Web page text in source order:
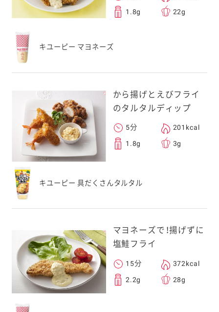
1.8g 22g
キユーピー マヨネーズ
から揚げとえびフライ
のタルタルディップ
5分 201kcal
1.8g 3g
キユーピー 具だくさんタルタル
マヨネーズで！揚げずに
塩鮭フライ
15分 372kcal
2.2g 28g